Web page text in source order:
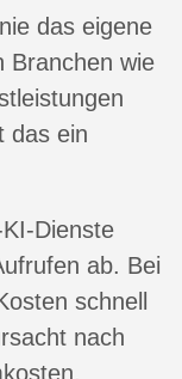
das eigene
Branchen wie
das ein
Dienste
ab. Bei
schnell
nach